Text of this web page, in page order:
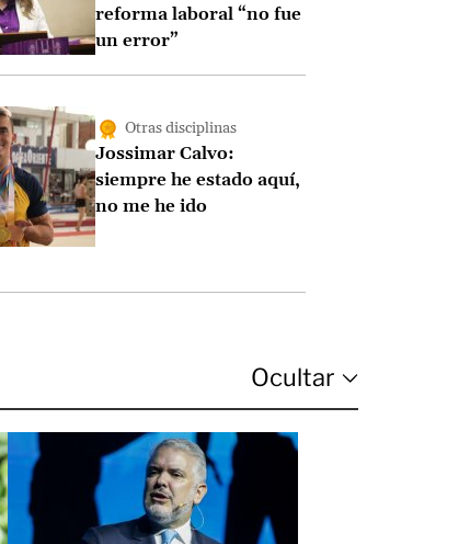
reforma laboral “no fue
un error”
Otras disciplinas
Jossimar Calvo:
siempre he estado aquí,
no me he ido